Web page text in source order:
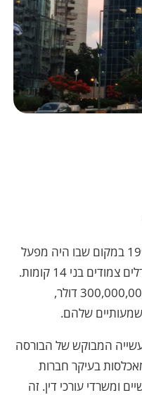
מגדלי התאומים, שהוקמו בשנת 1994 במקום שבו היה מפעל
"עסיסי" לשעבר, מורכבים משני מגדלים צמודים בני 14 קומות.
העלות הכוללת של בנייתם הייתה 300,000,000 דולר,
שלהם.
המבוקש של הבורסה
בעיקר חברות
ומשרדי עורכי דין. זה